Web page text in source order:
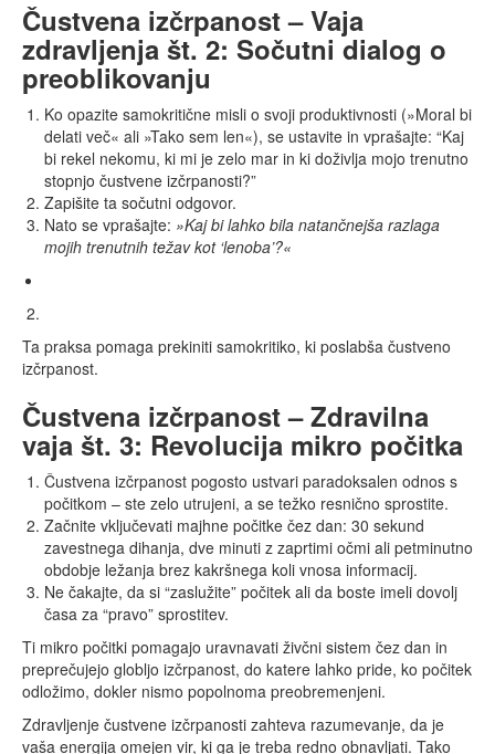
Čustvena izčrpanost – Vaja
zdravljenja št. 2: Sočutni dialog o
preoblikovanju
Ko opazite samokritične misli o svoji produktivnosti (»Moral bi
delati več« ali »Tako sem len«), se ustavite in vprašajte: “Kaj
bi rekel nekomu, ki mi je zelo mar in ki doživlja mojo trenutno
stopnjo čustvene izčrpanosti?”
Zapišite ta sočutni odgovor.
Nato se vprašajte: »Kaj bi lahko bila natančnejša razlaga
mojih trenutnih težav kot ‘lenoba’?«
Ta praksa pomaga prekiniti samokritiko, ki poslabša čustveno
izčrpanost.
Čustvena izčrpanost – Zdravilna
vaja št. 3: Revolucija mikro počitka
Čustvena izčrpanost pogosto ustvari paradoksalen odnos s
počitkom – ste zelo utrujeni, a se težko resnično sprostite.
Začnite vključevati majhne počitke čez dan: 30 sekund
zavestnega dihanja, dve minuti z zaprtimi očmi ali petminutno
obdobje ležanja brez kakršnega koli vnosa informacij.
Ne čakajte, da si “zaslužite” počitek ali da boste imeli dovolj
časa za “pravo” sprostitev.
Ti mikro počitki pomagajo uravnavati živčni sistem čez dan in
preprečujejo globljo izčrpanost, do katere lahko pride, ko počitek
odložimo, dokler nismo popolnoma preobremenjeni.
Zdravljenje čustvene izčrpanosti zahteva razumevanje, da je
vaša energija omejen vir, ki ga je treba redno obnavljati. Tako